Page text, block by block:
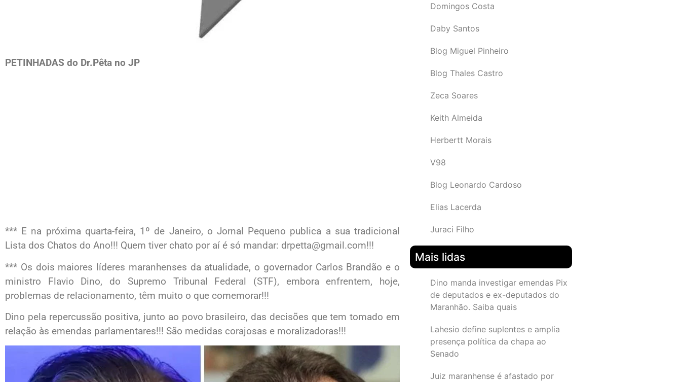
PETINHADAS do Dr.Pêta no JP
*** E na próxima quarta-feira, 1º de Janeiro, o Jornal Pequeno publica a sua tradicional
Lista dos Chatos do Ano!!! Quem tiver chato por aí é só mandar: drpetta@gmail.com!!!
*** Os dois maiores líderes maranhenses da atualidade, o governador Carlos Brandão e o
ministro Flavio Dino, do Supremo Tribunal Federal (STF), embora enfrentem, hoje,
problemas de relacionamento, têm muito o que comemorar!!!
Dino pela repercussão positiva, junto ao povo brasileiro, das decisões que tem tomado em
relação às emendas parlamentares!!! São medidas corajosas e moralizadoras!!!
Domingos Costa
Daby Santos
Blog Miguel Pinheiro
Blog Thales Castro
Zeca Soares
Keith Almeida
Herbertt Morais
V98
Blog Leonardo Cardoso
Elias Lacerda
Juraci Filho
Mais lidas
Dino manda investigar emendas Pix
de deputados e ex-deputados do
Maranhão. Saiba quais
Lahesio define suplentes e amplia
presença política da chapa ao
Senado
Juiz maranhense é afastado por